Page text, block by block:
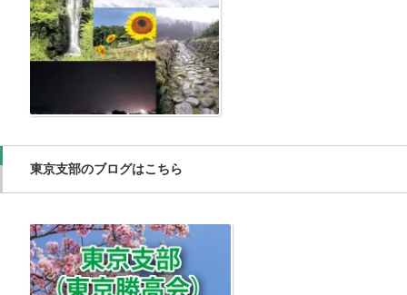
東京支部のブログはこちら